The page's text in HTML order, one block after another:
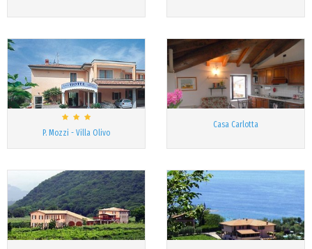
P. Mozzi - Villa Olivo
Casa Carlotta